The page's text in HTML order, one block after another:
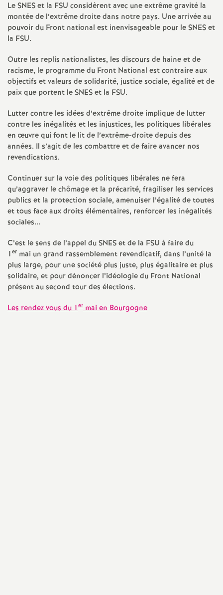
i
o
n
a
l
d
s
E
n
s
Le SNES et la FSU considèrent avec une extrême gravité la
montée de l’extrême droite dans notre pays. Une arrivée au
pouvoir du Front national est inenvisageable pour le SNES et
la FSU.
Outre les replis nationalistes, les discours de haine et de
racisme, le programme du Front National est contraire aux
objectifs et valeurs de solidarité, justice sociale, égalité et de
paix que portent le SNES et la FSU.
Lutter contre les idées d’extrême droite implique de lutter
contre les inégalités et les injustices, les politiques libérales
en œuvre qui font le lit de l’extrême-droite depuis des
années. Il s’agit de les combattre et de faire avancer nos
revendications.
Continuer sur la voie des politiques libérales ne fera
qu’aggraver le chômage et la précarité, fragiliser les services
publics et la protection sociale, amenuiser l’égalité de toutes
et tous face aux droits élémentaires, renforcer les inégalités
sociales...
C’est le sens de l’appel du SNES et de la FSU à faire du
1er mai un grand rassemblement revendicatif, dans l’unité la
plus large, pour une société plus juste, plus égalitaire et plus
solidaire, et pour dénoncer l’idéologie du Front National
présent au second tour des élections.
Les rendez vous du 1ermai en Bourgogne